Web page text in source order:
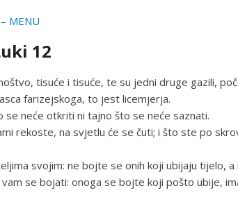
MENU
12
tisuće i tisuće, te su jedni druge gazili,
farizejskoga, to jest licemjerja.
se neće otkriti ni tajno što se neće saznati.
rekoste, na svjetlu će se čuti; i što ste po
svojim: ne bojte se onih koji ubijaju tijelo,
se bojati: onoga se bojte koji pošto ubije,